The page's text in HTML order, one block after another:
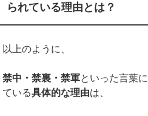
られている理由とは？
以上のように、
禁中・禁裏・禁軍といった言葉に
ている具体的な理由は、